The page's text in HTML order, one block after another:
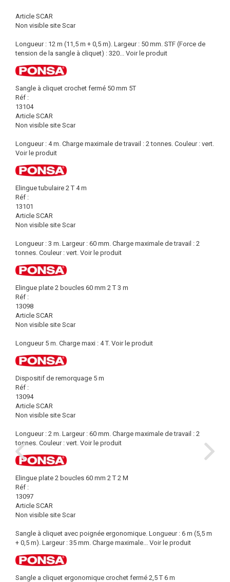
Article SCAR
Non visible site Scar
Longueur : 12 m (11,5 m + 0,5 m). Largeur : 50 mm. STF (Force de
tension de la sangle à cliquet) : 320... Voir le produit
Sangle à cliquet crochet fermé 50 mm 5T
Réf :
13104
Article SCAR
Non visible site Scar
Longueur : 4 m. Charge maximale de travail : 2 tonnes. Couleur : vert.
Voir le produit
Elingue tubulaire 2 T 4 m
Réf :
13101
Article SCAR
Non visible site Scar
Longueur : 3 m. Largeur : 60 mm. Charge maximale de travail : 2
tonnes. Couleur : vert. Voir le produit
Elingue plate 2 boucles 60 mm 2 T 3 m
Réf :
13098
Article SCAR
Non visible site Scar
Longueur 5 m. Charge maxi : 4 T. Voir le produit
Dispositif de remorquage 5 m
Réf :
13094
Article SCAR
Non visible site Scar
Longueur : 2 m. Largeur : 60 mm. Charge maximale de travail : 2
tonnes. Couleur : vert. Voir le produit
Elingue plate 2 boucles 60 mm 2 T 2 M
Réf :
13097
Article SCAR
Non visible site Scar
Sangle à cliquet avec poignée ergonomique. Longueur : 6 m (5,5 m
+ 0,5 m). Largeur : 35 mm. Charge maximale... Voir le produit
Sangle a cliquet ergonomique crochet fermé 2,5 T 6 m